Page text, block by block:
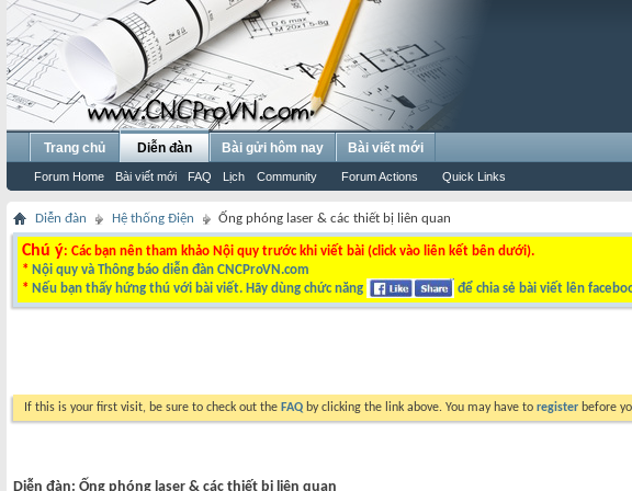
Trang chủ Diễn đàn
Forum Home Bài viết mới FAQ Lịch Community Forum Actions Quick Links
Bài gửi hôm nay Bài viết mới
Diễn đàn Hệ thống Điện Ống phóng laser & các thiết bị liên quan
Chú ý: Các bạn nên tham khảo Nội quy trước khi viết bài (click vào liên kết bên dưới).
* Nội quy và Thông báo diễn đàn CNCProVN.com
* Nếu bạn thấy hứng thú với bài viết. Hãy dùng chức năng để chia sẻ bài viết lên
If this is your first visit, be sure to check out the FAQ by clicking the link above. You may have to register before
Diễn đàn: Ống phóng laser & các thiết bị liên quan